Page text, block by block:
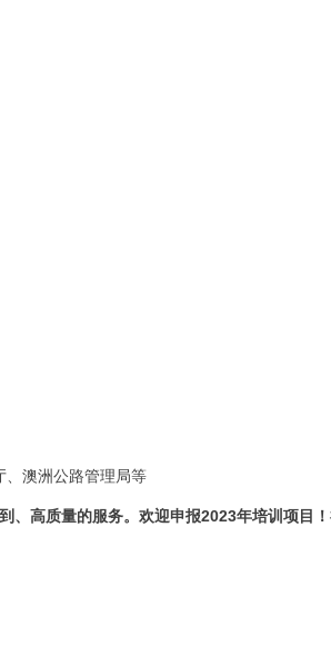
澳洲公路管理局等
、高质量的服务。欢迎申报2023年培训项目